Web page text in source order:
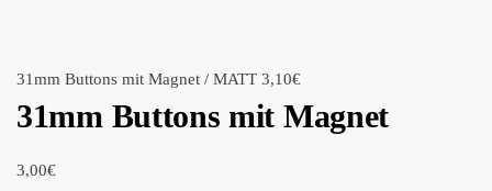
31mm Buttons mit Magnet / MATT 3,10€
31mm Buttons mit Magnet
3,00€